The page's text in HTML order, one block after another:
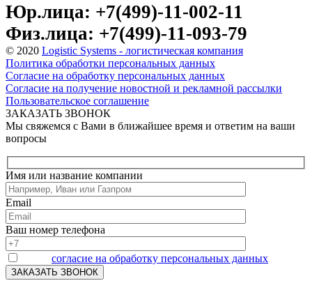
Юр.лица: +7(499)-11-002-11
Физ.лица: +7(499)-11-093-79
© 2020 Logistic Systems - логистическая компания
Политика обработки персональных данных
Согласие на обработку персональных данных
Согласие на получение новостной и рекламной рассылки
Пользовательское соглашение
ЗАКАЗАТЬ ЗВОНОК
Мы свяжемся с Вами в ближайшее время и ответим на ваши
вопросы
Имя или название компании
Email
Ваш номер телефона
согласие на обработку персональных данных